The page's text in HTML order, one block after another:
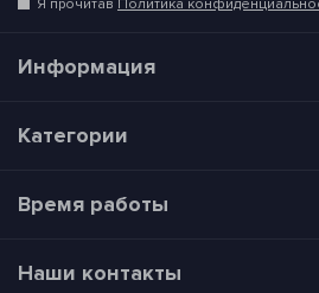
Я прочитав Политика
Информация
Категории
Время работы
Наши контакты